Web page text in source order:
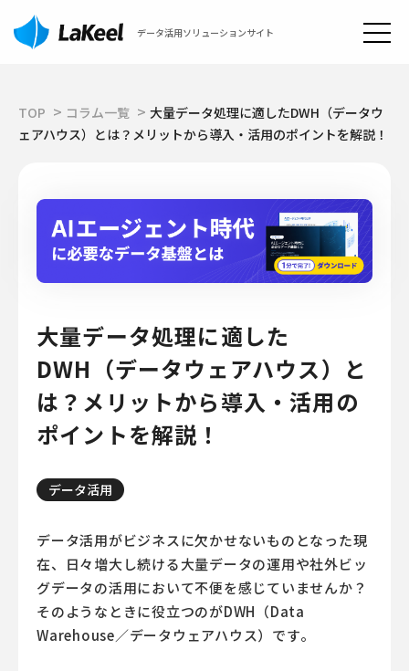
データ活用ソリューションサイト
TOP コラム一覧
大量データ処理に適したDWH（データウ
ェアハウス）とは？メリットから導入・活用のポイントを解説！
大量データ処理に適した
DWH（データウェアハウス）と
は？メリットから導入・活用の
ポイントを解説！
データ活用
データ活用がビジネスに欠かせないものとなった現
在、日々増大し続ける大量データの運用や社外ビッ
グデータの活用において不便を感じていませんか？
そのようなときに役立つのがDWH（Data
Warehouse／データウェアハウス）です。